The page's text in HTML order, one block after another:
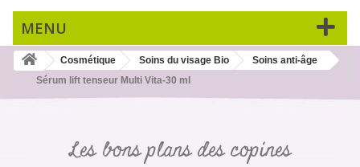
MENU
Cosmétique Soins du visage Bio
Soins anti-âge
Sérum lift tenseur Multi Vita-30 ml
Les bons plans des copines